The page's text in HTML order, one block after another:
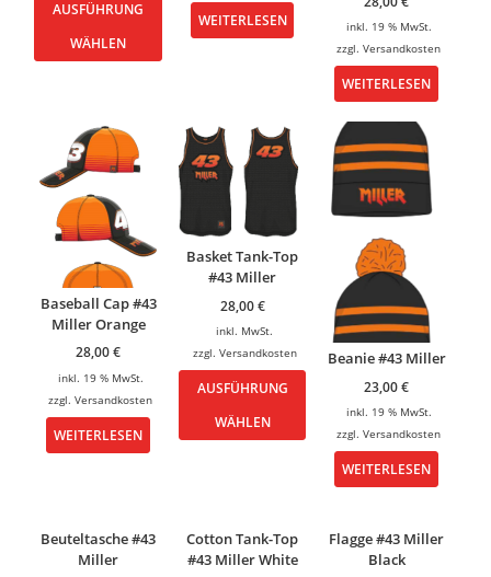
AUSFÜHRUNG
WÄHLEN
WEITERLESEN
inkl. 19 % MwSt.
zzgl.Versandkosten
WEITERLESEN
Baseball Cap #43
Miller Orange
28,00€
inkl. 19 % MwSt.
zzgl.Versandkosten
WEITERLESEN
Basket Tank-Top
#43 Miller
28,00€
inkl. MwSt.
zzgl. Versandkosten
AUSFÜHRUNG
WÄHLEN
Beanie #43 Miller
23,00€
inkl. 19 % MwSt.
zzgl.Versandkosten
WEITERLESEN
Beuteltasche #43
Miller
Cotton Tank-Top
#43 Miller White
Flagge #43 Miller
Black